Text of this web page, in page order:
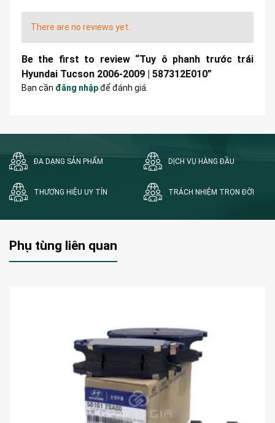
There are no reviews yet.
Be the first to review “Tuy ô phanh trước trái
Hyundai Tucson 2006-2009 | 587312E010”
Bạn cần đăng nhậpđể đánh giá.
ĐA DẠNG SẢN PHẨM DỊCH VỤ HÀNG ĐẦU
THƯƠNG HIỆU UY TÍN TRÁCH NHIỆM TRỌN ĐỜI
Phụ tùng liên quan